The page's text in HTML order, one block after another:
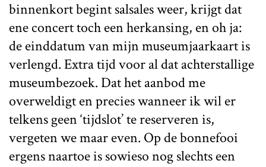
binnenkort begint salsales weer, krijgt dat
ene concert toch een herkansing, en oh ja:
de einddatum van mijn museumjaarkaart is
verlengd. Extra tijd voor al dat achterstallige
museumbezoek. Dat het aanbod me
overweldigt en precies wanneer ik wil er
telkens geen ‘tijdslot’ te reserveren is,
vergeten we maar even. Op de bonnefooi
ergens naartoe is sowieso nog slechts een